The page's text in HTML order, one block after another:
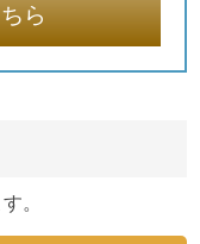
ら
。